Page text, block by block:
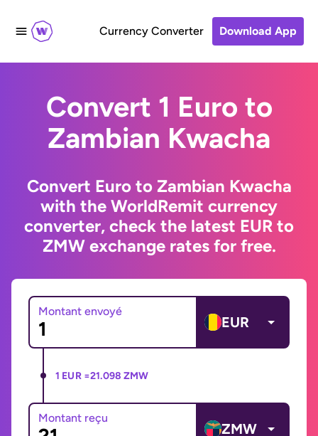
Currency Converter Download App
Convert 1 Euro to
Zambian Kwacha
Convert Euro to Zambian Kwacha
with the WorldRemit currency
converter, check the latest EUR to
ZMW exchange rates for free.
Montant envoyé
EUR
1 EUR =21.098 ZMW
Montant reçu
ZMW